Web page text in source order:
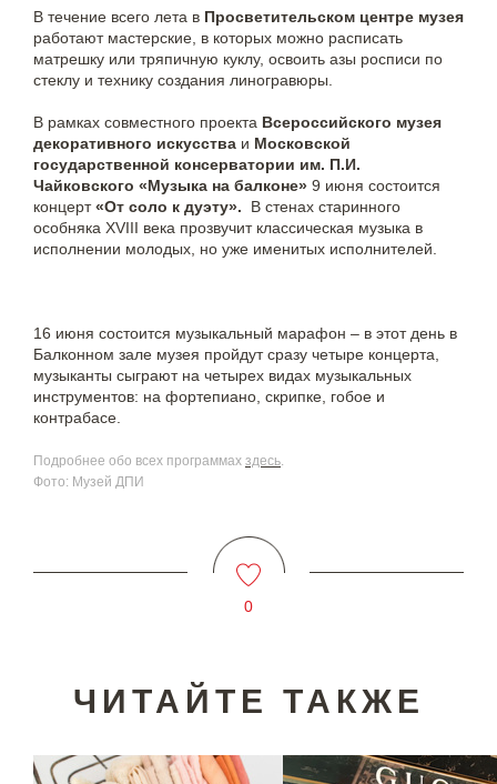
В течение всего лета в Просветительском центре музея
работают мастерские, в которых можно расписать
матрешку или тряпичную куклу, освоить азы росписи по
стеклу и технику создания линогравюры.
В рамках совместного проекта Всероссийского музея
декоративного искусства и Московской
государственной консерватории им. П.И.
Чайковского «Музыка на балконе» 9 июня состоится
концерт«От соло к дуэту». В стенах старинного
особняка XVIII века прозвучит классическая музыка в
исполнении молодых, но уже именитых исполнителей.
16 июня состоится музыкальный марафон – в этот день в
Балконном зале музея пройдут сразу четыре концерта,
музыканты сыграют на четырех видах музыкальных
инструментов: на фортепиано, скрипке, гобое и
контрабасе.
Подробнее обо всех программах здесь.
Фото: Музей ДПИ
0
ЧИТАЙТЕ ТАКЖЕ